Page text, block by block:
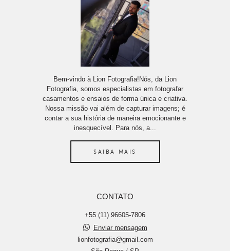
Bem-vindo à Lion Fotografia!Nós, da Lion
Fotografia, somos especialistas em fotografar
casamentos e ensaios de forma única e criativa.
Nossa missão vai além de capturar imagens; é
contar a sua história de maneira emocionante e
inesquecível. Para nós, a...
SAIBA MAIS
CONTATO
+55 (11) 96605-7806
Enviar mensagem
lionfotografia@gmail.com